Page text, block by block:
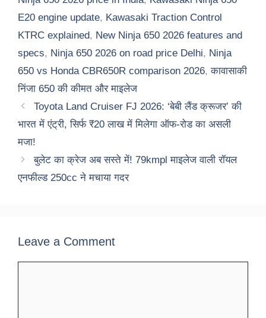
E20 engine update, Kawasaki Traction Control
KTRC explained, New Ninja 650 2026 features and
specs, Ninja 650 2026 on road price Delhi, Ninja
650 vs Honda CBR650R comparison 2026,कावासाकी
निंजा 650 की कीमत और माइलेज
Toyota Land Cruiser FJ 2026: ‘बेबी लैंड क्रूजर’ की
भारत में एंट्री, सिर्फ ₹20 लाख में मिलेगा ऑफ-रोड का असली
मजा!
बुलेट का क्रेज अब सस्ते में! 79kmpl माइलेज वाली रॉयल
एनफील्ड 250cc ने मचाया गदर
Leave a Comment